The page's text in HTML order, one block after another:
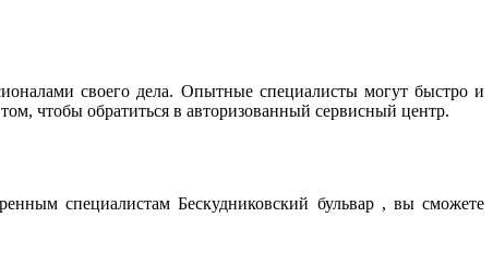
своего дела. Опытные специалисты могут быстро и
чтобы обратиться в авторизованный сервисный центр.
специалистам Бескудниковский бульвар , вы сможете